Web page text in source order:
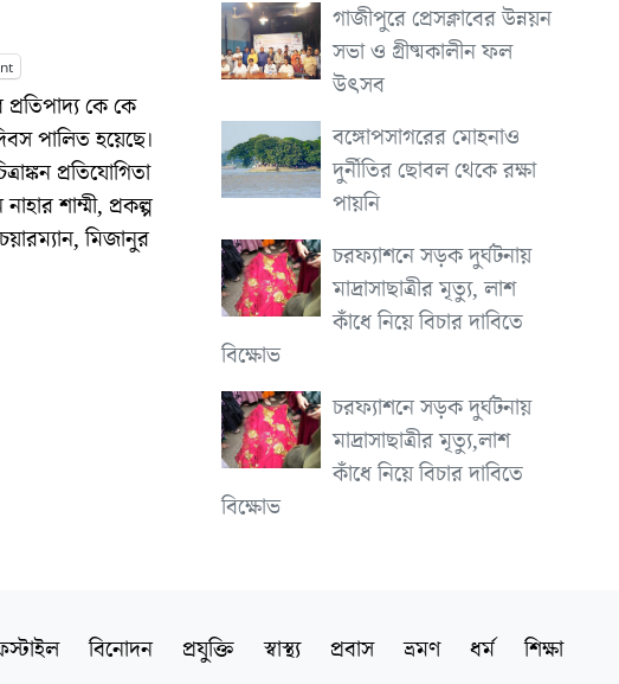
কে কে
পালিত হয়েছে।
প্রতিযোগিতা
শাম্মী, প্রকল্প
মিজানুর
গাজীপুরে প্রেসক্লাবের উন্নয়ন
সভা ও গ্রীষ্মকালীন ফল
উৎসব
বঙ্গোপসাগরের মোহনাও
দুর্নীতির ছোবল থেকে রক্ষা
পায়নি
চরফ্যাশনে সড়ক দুর্ঘটনায়
মাদ্রাসাছাত্রীর মৃত্যু, লাশ
কাঁধে নিয়ে বিচার দাবিতে
বিক্ষোভ
চরফ্যাশনে সড়ক দুর্ঘটনায়
মাদ্রাসাছাত্রীর মৃত্যু,লাশ
কাঁধে নিয়ে বিচার দাবিতে
বিক্ষোভ
বিনোদন প্রযুক্তি স্বাস্থ্য প্রবাস ভ্রমণ ধর্ম শিক্ষা